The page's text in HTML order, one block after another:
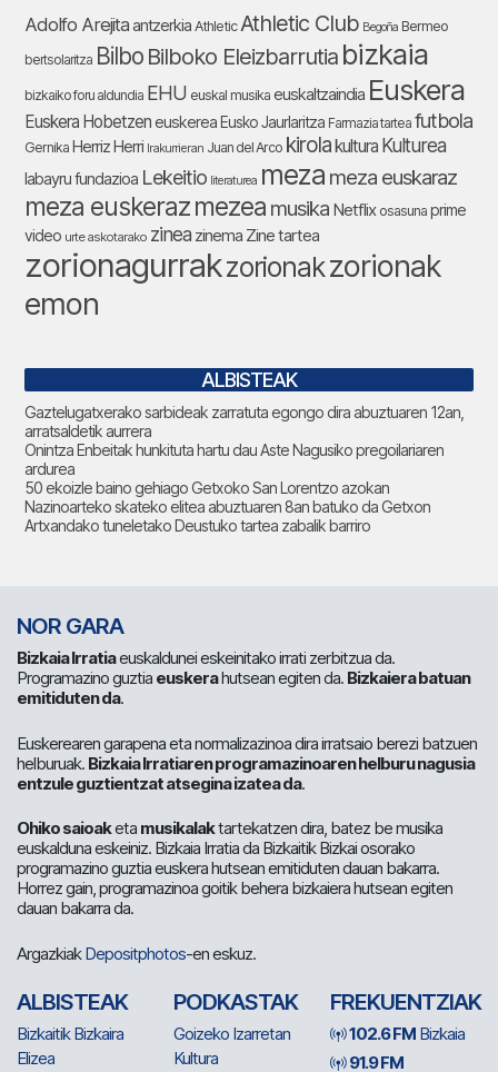
Adolfo Arejitaantzerkia Athletic Athletic Club Begoña Bermeo
bertsolaritza Bilbo Bilboko Eleizbarrutia bizkaia
bizkaiko foru aldundia EHU euskal musika euskaltzaindia Euskera
Euskera Hobetzeneuskerea Eusko Jaurlaritza Farmazia tartea futbola
Gernika Herriz Herri Irakurrieran Juan del Arco kirolakultura Kulturea
labayru fundazioa Lekeitio literaturea meza meza euskaraz
meza euskerazmezea musika Netflix osasuna prime
video urte askotarako zinea zinema Zine tartea
zorionagurrakzorionakzorionak
emon
ALBISTEAK
Gaztelugatxerako sarbideak zarratuta egongo dira abuztuaren 12an,
arratsaldetik aurrera
Onintza Enbeitak hunkituta hartu dau Aste Nagusiko pregoilariaren
ardurea
50 ekoizle baino gehiago Getxoko San Lorentzo azokan
Nazinoarteko skateko elitea abuztuaren 8an batuko da Getxon
Artxandako tuneletako Deustuko tartea zabalik barriro
NOR GARA
Bizkaia Irratiaeuskaldunei eskeinitako irrati zerbitzua da.
Programazino guztia euskerahutsean egiten da. Bizkaiera batuan
emitiduten da.
Euskerearen garapena eta normalizazinoa dira irratsaio berezi batzuen
helburuak. Bizkaia Irratiaren programazinoaren helburu nagusia
entzule guztientzat atsegina izatea da.
Ohiko saioaketa musikalaktartekatzen dira, batez be musika
euskalduna eskeiniz. Bizkaia Irratia da Bizkaitik Bizkai osorako
programazino guztia euskera hutsean emitiduten dauan bakarra.
Horrez gain, programazinoa goitik behera bizkaiera hutsean egiten
dauan bakarra da.
ArgazkiakDepositphotos-en eskuz.
ALBISTEAK
Bizkaitik Bizkaira
Elizea
PODKASTAK
Goizeko Izarretan
Kultura
FREKUENTZIAK
102.6 FM Bizkaia
91.9 FM